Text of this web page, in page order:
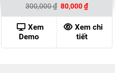
300,000₫ Giá
gốc
là:
300,000 ₫.
80,000₫Giá
hiện
tại
là:
80,000
Xem
Demo
Xem chi
tiết